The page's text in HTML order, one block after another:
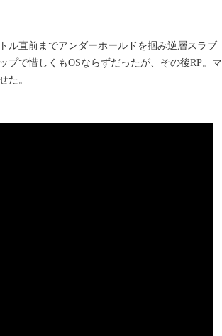
ル直前までアンダーホールドを掴み逆層スラブ
プで惜しくもOSならずだったが、その後RP。マ
た。